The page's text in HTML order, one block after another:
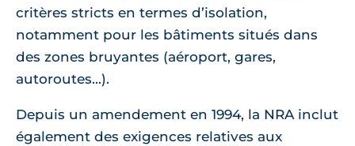
critères stricts en termes d’isolation,
notamment pour les bâtiments situés dans
des zones bruyantes (aéroport, gares,
autoroutes...).
Depuis un amendement en 1994, la NRA inclut
également des exigences relatives aux